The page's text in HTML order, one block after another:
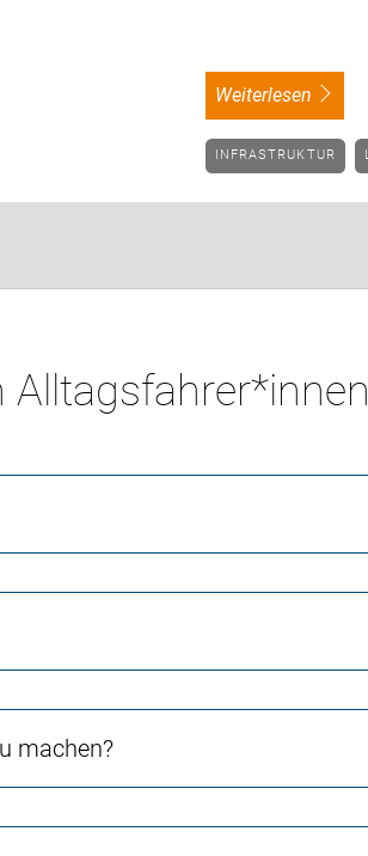
weiterlesen
INFRASTRUKTUR
Alltagsfahrer*innen
machen?